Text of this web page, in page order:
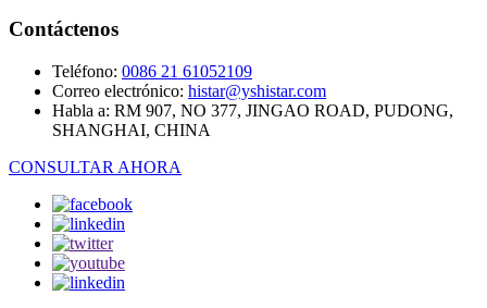
Contáctenos
Teléfono: 0086 21 61052109
Correo electrónico: histar@yshistar.com
Habla a: RM 907, NO 377, JINGAO ROAD, PUDONG,
SHANGHAI, CHINA
CONSULTAR AHORA